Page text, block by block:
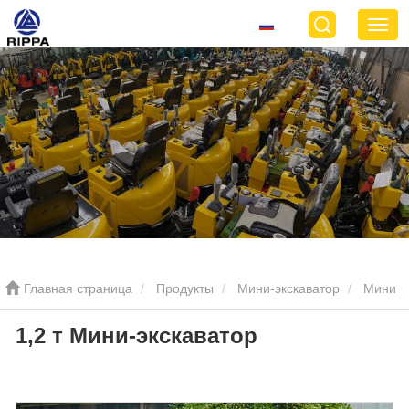
Главная страница Продукты Мини-экскаватор Мини
экскаватор 1,2 тонны 1,2 т Мини-экскаватор
1,2 т Мини-экскаватор